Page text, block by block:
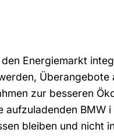
Energiemarkt
zur besseren
BMW
bleiben und nicht